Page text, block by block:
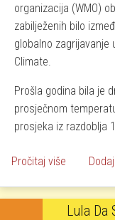
organizacija (WMO)
zabilježenih bilo
globalno zagrijavanje
Climate.
Prošla godina bila je
prosječnom
prosjeka iz razdoblja
Pročitaj više o Padaju
Lula Da